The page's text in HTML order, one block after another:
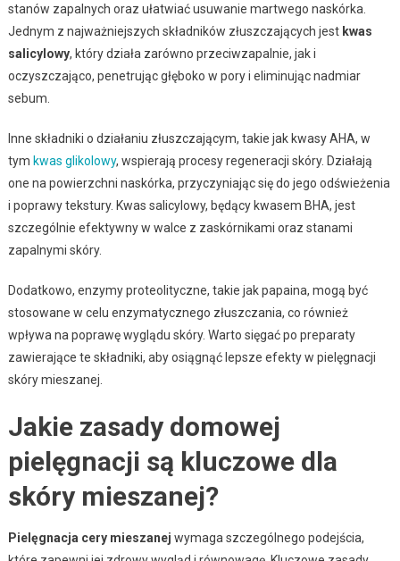
stanów zapalnych oraz ułatwiać usuwanie martwego naskórka.
Jednym z najważniejszych składników złuszczających jest kwas
salicylowy, który działa zarówno przeciwzapalnie, jak i
oczyszczająco, penetrując głęboko w pory i eliminując nadmiar
sebum.
Inne składniki o działaniu złuszczającym, takie jak kwasy AHA, w
tym kwas glikolowy, wspierają procesy regeneracji skóry. Działają
one na powierzchni naskórka, przyczyniając się do jego odświeżenia
i poprawy tekstury. Kwas salicylowy, będący kwasem BHA, jest
szczególnie efektywny w walce z zaskórnikami oraz stanami
zapalnymi skóry.
Dodatkowo, enzymy proteolityczne, takie jak papaina, mogą być
stosowane w celu enzymatycznego złuszczania, co również
wpływa na poprawę wyglądu skóry. Warto sięgać po preparaty
zawierające te składniki, aby osiągnąć lepsze efekty w pielęgnacji
skóry mieszanej.
Jakie zasady domowej
pielęgnacji są kluczowe dla
skóry mieszanej?
Pielęgnacja cery mieszanej wymaga szczególnego podejścia,